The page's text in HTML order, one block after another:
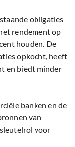
obligaties
rendement op
houden. De
opkocht, heeft
en biedt minder
banken en de
van
voor